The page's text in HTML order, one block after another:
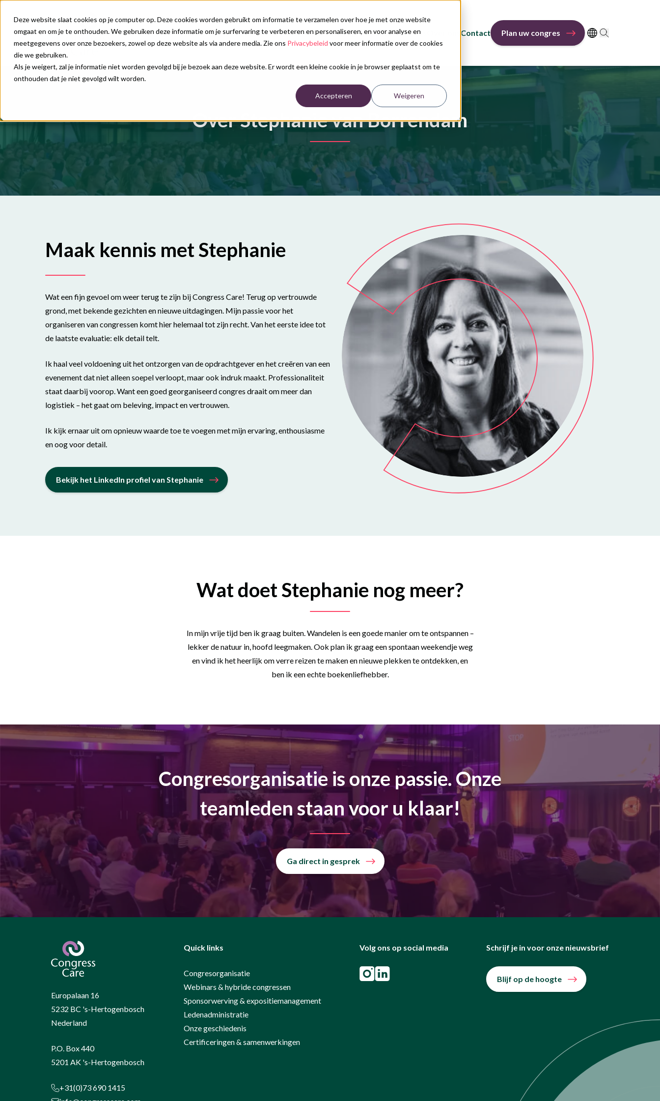
Deze website slaat cookies op je computer op. Deze cookies worden gebruikt om informatie te verzamelen over hoe je met onze website
omgaat en om je te onthouden. We gebruiken deze informatie om je surfervaring te verbeteren en personaliseren, en voor analyse en
meetgegevens over onze bezoekers, zowel op deze website als via andere media. Zie ons Privacybeleid voor meer informatie over de cookies
die we gebruiken.
Als je weigert, zal je informatie niet worden gevolgd bij je bezoek aan deze website. Er wordt een kleine cookie in je browser geplaatst om te
onthouden dat je niet gevolgd wilt worden.
Accepteren Weigeren
Onze dienstenCongreskalenderNieuws Contact Plan uw congres
Over Stephanie van Borrendam
Maak kennis met Stephanie
Wat een fijn gevoel om weer terug te zijn bij Congress Care! Terug op vertrouwde
grond, met bekende gezichten en nieuwe uitdagingen. Mijn passie voor het
organiseren van congressen komt hier helemaal tot zijn recht. Van het eerste idee tot
de laatste evaluatie: elk detail telt.
Ik haal veel voldoening uit het ontzorgen van de opdrachtgever en het creëren van een
evenement dat niet alleen soepel verloopt, maar ook indruk maakt. Professionaliteit
staat daarbij voorop. Want een goed georganiseerd congres draait om meer dan
logistiek – het gaat om beleving, impact en vertrouwen.
Ik kijk ernaar uit om opnieuw waarde toe te voegen met mijn ervaring, enthousiasme
en oog voor detail.
Bekijk het LinkedIn profiel van Stephanie
Wat doet Stephanie nog meer?
In mijn vrije tijd ben ik graag buiten. Wandelen is een goede manier om te ontspannen –
lekker de natuur in, hoofd leegmaken. Ook plan ik graag een spontaan weekendje weg
en vind ik het heerlijk om verre reizen te maken en nieuwe plekken te ontdekken, en
ben ik een echte boekenliefhebber.
Congresorganisatie is onze passie. Onze
teamleden staan voor u klaar!
Ga direct in gesprek
Europalaan 16
5232 BC 's-Hertogenbosch
Nederland
P.O. Box 440
5201 AK 's-Hertogenbosch
+31(0)73 690 1415
Quick links
Congresorganisatie
Webinars & hybride congressen
Sponsorwerving & expositiemanagement
Ledenadministratie
Onze geschiedenis
Certificeringen & samenwerkingen
Volg ons op social media Schrijf je in voor onze nieuwsbrief
Blijf op de hoogte